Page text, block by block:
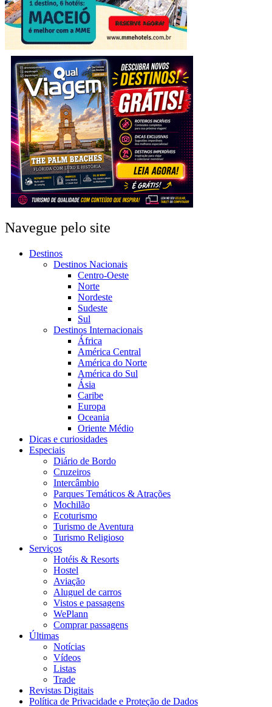
Navegue pelo site
Destinos
Destinos Nacionais
Centro-Oeste
Norte
Nordeste
Sudeste
Sul
Destinos Internacionais
África
América Central
América do Norte
América do Sul
Ásia
Caribe
Europa
Oceania
Oriente Médio
Dicas e curiosidades
Especiais
Diário de Bordo
Cruzeiros
Intercâmbio
Parques Temáticos & Atrações
Mochilão
Ecoturismo
Turismo de Aventura
Turismo Religioso
Serviços
Hotéis & Resorts
Hostel
Aviação
Aluguel de carros
Vistos e passagens
WePlann
Comprar passagens
Últimas
Notícias
Vídeos
Listas
Trade
Revistas Digitais
Política de Privacidade e Proteção de Dados